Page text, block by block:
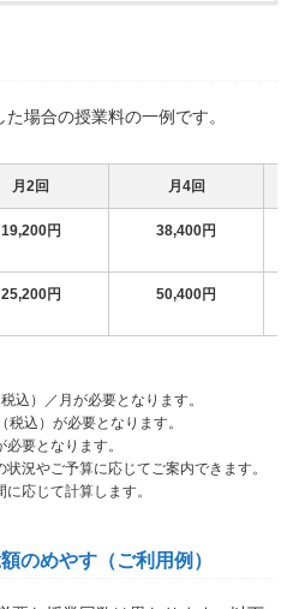
た場合の授業料の一例です。
月2回 月4回
19,200円 38,400円
25,200円 50,400円
込）／月が必要となります。
込）が必要となります。
要となります。
況やご予算に応じてご案内できます。
応じて計算します。
のめやす（ご利用例）